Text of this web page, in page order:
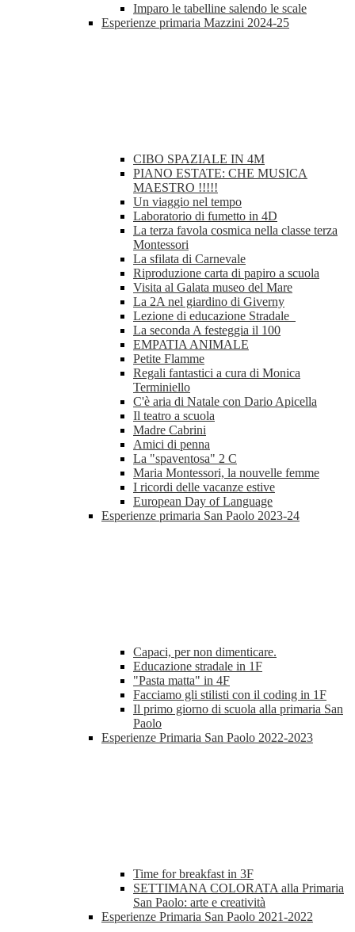
Imparo le tabelline salendo le scale
Esperienze primaria Mazzini 2024-25
CIBO SPAZIALE IN 4M
PIANO ESTATE: CHE MUSICA
MAESTRO !!!!!
Un viaggio nel tempo
Laboratorio di fumetto in 4D
La terza favola cosmica nella classe terza
Montessori
La sfilata di Carnevale
Riproduzione carta di papiro a scuola
Visita al Galata museo del Mare
La 2A nel giardino di Giverny
Lezione di educazione Stradale
La seconda A festeggia il 100
EMPATIA ANIMALE
Petite Flamme
Regali fantastici a cura di Monica
Terminiello
C'è aria di Natale con Dario Apicella
Il teatro a scuola
Madre Cabrini
Amici di penna
La "spaventosa" 2 C
Maria Montessori, la nouvelle femme
I ricordi delle vacanze estive
European Day of Language
Esperienze primaria San Paolo 2023-24
Capaci, per non dimenticare.
Educazione stradale in 1F
"Pasta matta" in 4F
Facciamo gli stilisti con il coding in 1F
Il primo giorno di scuola alla primaria San
Paolo
Esperienze Primaria San Paolo 2022-2023
Time for breakfast in 3F
SETTIMANA COLORATA alla Primaria
San Paolo: arte e creatività
Esperienze Primaria San Paolo 2021-2022